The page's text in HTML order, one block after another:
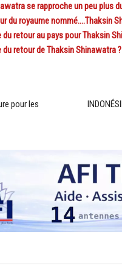
se rapproche un peu plus
du royaume nommé….Thaksin
du retour au pays pour Thaksin
du retour de Thaksin Shinawatra ?
pour les